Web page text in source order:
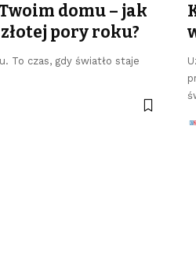
domu – jak
pory roku?
To czas, gdy światło staje